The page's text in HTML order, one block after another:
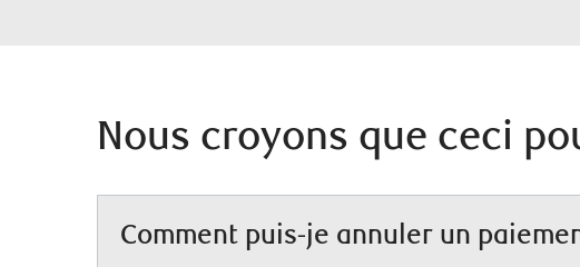
Nous croyons que ceci
Comment puis-je annuler un